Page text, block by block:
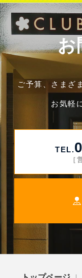
お
ご予算、さまざ
お気軽
TEL.
［